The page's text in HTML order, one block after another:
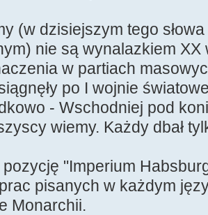
(w dzisiejszym tego
nie są wynalazkiem XX
w partiach
po I wojnie
- Wschodniej pod
wiemy. Każdy dbał
"Imperium
pisanych w każdym
Monarchii.